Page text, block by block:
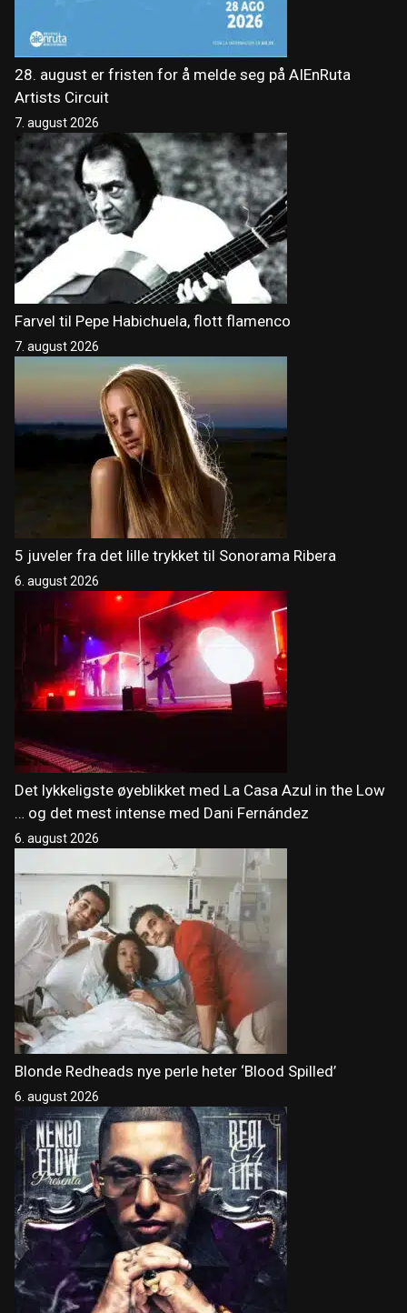
28. august er fristen for å melde seg på AIEnRuta
Artists Circuit
7. august 2026
Farvel til Pepe Habichuela, flott flamenco
7. august 2026
5 juveler fra det lille trykket til Sonorama Ribera
6. august 2026
Det lykkeligste øyeblikket med La Casa Azul in the Low
… og det mest intense med Dani Fernández
6. august 2026
Blonde Redheads nye perle heter ‘Blood Spilled’
6. august 2026